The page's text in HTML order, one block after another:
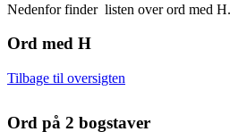
Nedenfor finder listen over ord med H.
Ord med H
Tilbage til oversigten
Ord på 2 bogstaver